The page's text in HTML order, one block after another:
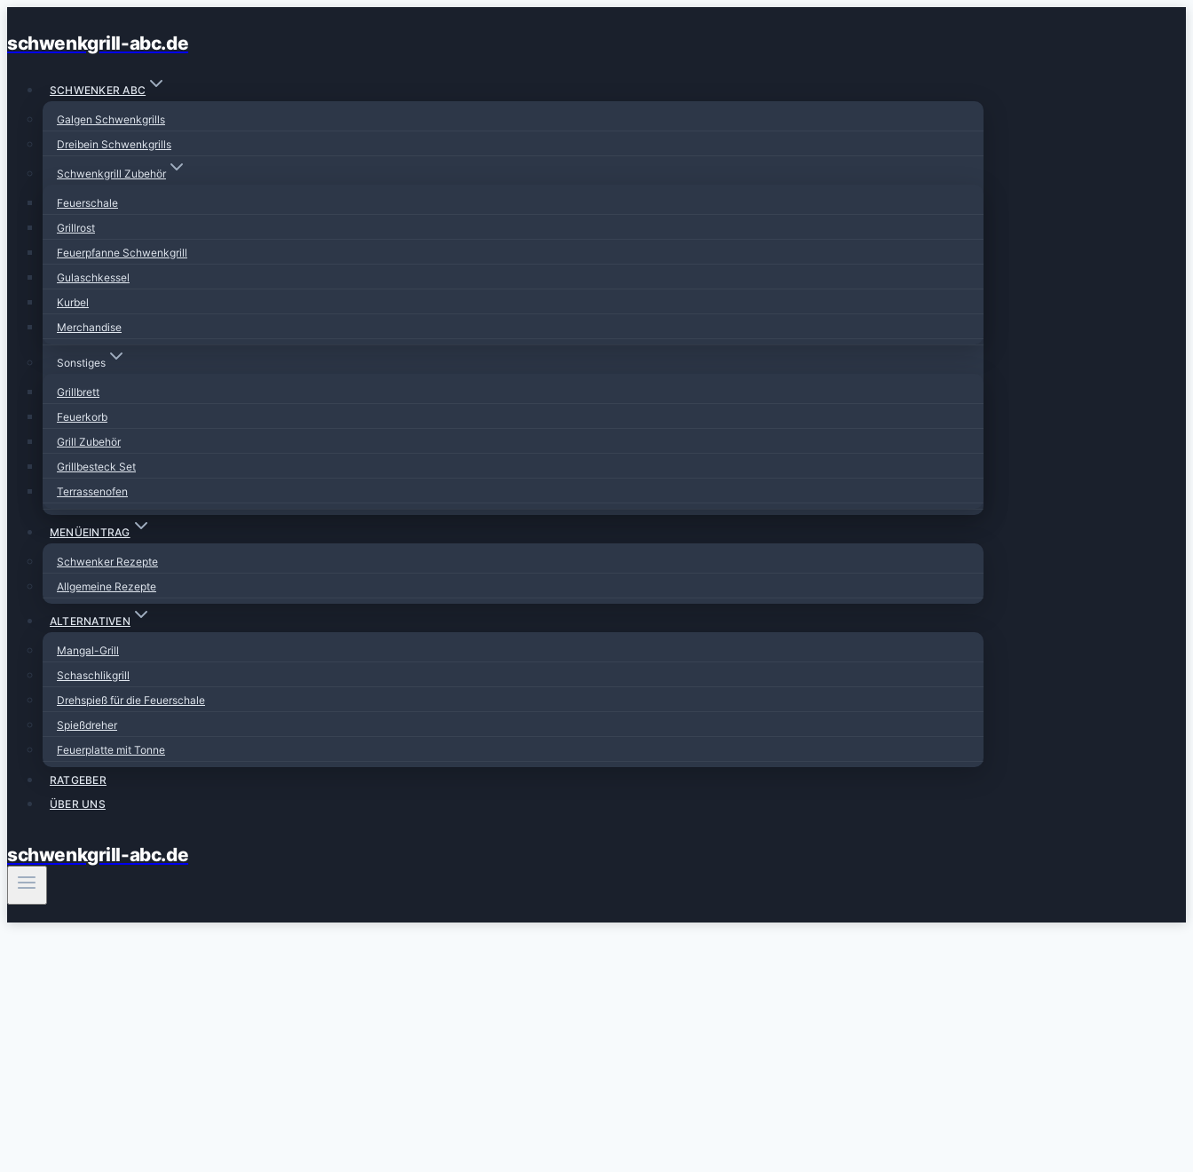
Inhalt
schwenkgrill-abc.de
SCHWENKER ABC
Galgen Schwenkgrills
Dreibein Schwenkgrills
Schwenkgrill Zubehör
Feuerschale
Grillrost
Feuerpfanne Schwenkgrill
Gulaschkessel
Kurbel
Merchandise
Sonstiges
Grillbrett
Feuerkorb
Grill Zubehör
Grillbesteck Set
Terrassenofen
MENÜEINTRAG
Schwenker Rezepte
Allgemeine Rezepte
ALTERNATIVEN
Mangal-Grill
Schaschlikgrill
Drehspieß für die Feuerschale
Spießdreher
Feuerplatte mit Tonne
RATGEBER
ÜBER UNS
schwenkgrill-abc.de